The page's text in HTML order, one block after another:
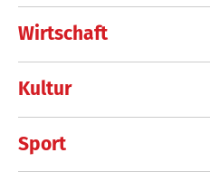
Wirtschaft
Kultur
Sport